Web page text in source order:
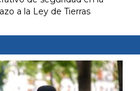
a la Ley de Tierras